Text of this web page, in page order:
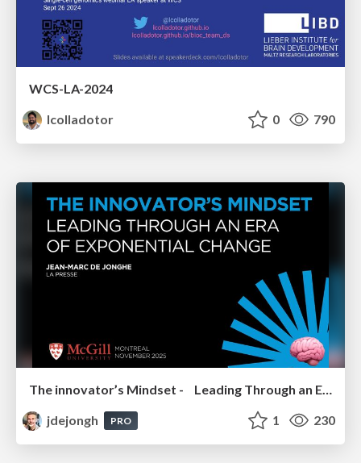
WCS-LA-2024
lcolladotor
0 790
jdejongh
PRO 1 230